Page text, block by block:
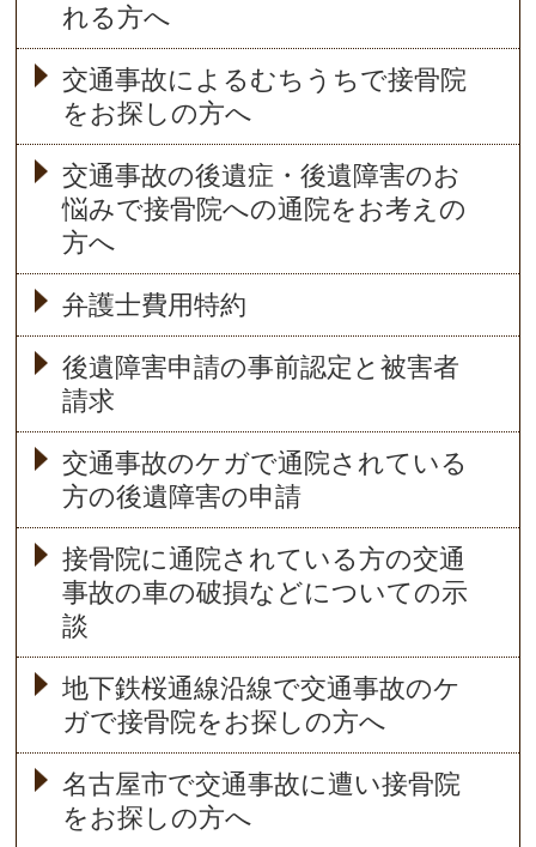
れる方へ
交通事故によるむちうちで接骨院
をお探しの方へ
交通事故の後遺症・後遺障害のお
悩みで接骨院への通院をお考えの
方へ
弁護士費用特約
後遺障害申請の事前認定と被害者
請求
交通事故のケガで通院されている
方の後遺障害の申請
接骨院に通院されている方の交通
事故の車の破損などについての示
談
地下鉄桜通線沿線で交通事故のケ
ガで接骨院をお探しの方へ
名古屋市で交通事故に遭い接骨院
をお探しの方へ